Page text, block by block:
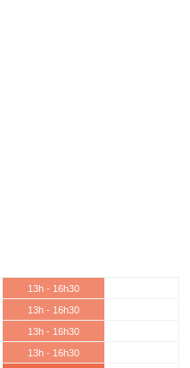
13h - 16h30
13h - 16h30
13h - 16h30
13h - 16h30